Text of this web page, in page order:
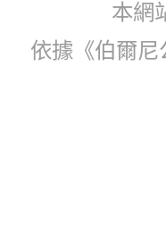
本網
依據《伯爾